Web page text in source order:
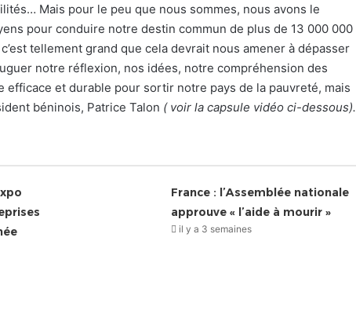
Mais pour le peu que nous sommes, nous avons le
pour conduire notre destin commun de plus de 13 000 000
tellement grand que cela devrait nous amener à dépasser
notre réflexion, nos idées, notre compréhension des
et durable pour sortir notre pays de la pauvreté, mais
béninois, Patrice Talon ( voir la capsule vidéo ci-dessous).
France : l’Assemblée nationale
approuve « l’aide à mourir »
il y a 3 semaines